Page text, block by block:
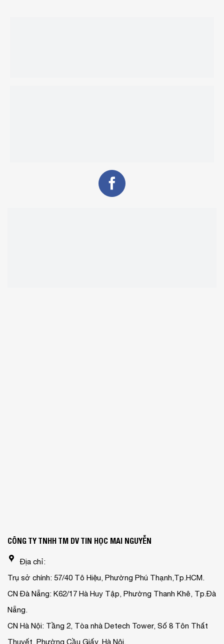
CÔNG TY TNHH TM DV TIN HỌC MAI NGUYỄN
Địa chỉ:
Trụ sở chính: 57/40 Tô Hiệu, Phường Phú Thạnh,Tp.HCM.
CN Đà Nẵng: K62/17 Hà Huy Tập, Phường Thanh Khê, Tp.Đà
Nẵng.
CN Hà Nội: Tầng 2, Tòa nhà Detech Tower, Số 8 Tôn Thất
Thuyết, Phường Cầu Giấy, Hà Nội.